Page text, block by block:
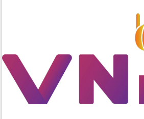
Đắk Lắk đẩy mạnh nuôi biển công
nghệ, hướng tới phát triển thủy sản
bền vững
Tập huấn nâng cao năng lực triển khai
chuyển đổi số cho cán bộ, công chức